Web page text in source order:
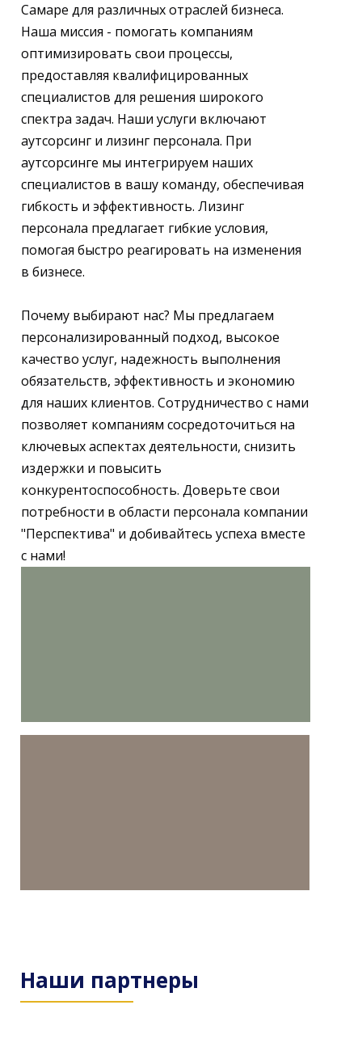
Самаре для различных отраслей бизнеса.
Наша миссия - помогать компаниям
оптимизировать свои процессы,
предоставляя квалифицированных
специалистов для решения широкого
спектра задач. Наши услуги включают
аутсорсинг и лизинг персонала. При
аутсорсинге мы интегрируем наших
специалистов в вашу команду, обеспечивая
гибкость и эффективность. Лизинг
персонала предлагает гибкие условия,
помогая быстро реагировать на изменения
в бизнесе.
Почему выбирают нас? Мы предлагаем
персонализированный подход, высокое
качество услуг, надежность выполнения
обязательств, эффективность и экономию
для наших клиентов. Сотрудничество с нами
позволяет компаниям сосредоточиться на
ключевых аспектах деятельности, снизить
издержки и повысить
конкурентоспособность. Доверьте свои
потребности в области персонала компании
"Перспектива" и добивайтесь успеха вместе
с нами!
Наши партнеры